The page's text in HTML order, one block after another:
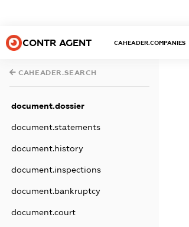
CONTR AGENT CAHEADER.COMPANIES
CAHEADER.SEARCH
document.dossier
document.statements
document.history
document.inspections
document.bankruptcy
document.court